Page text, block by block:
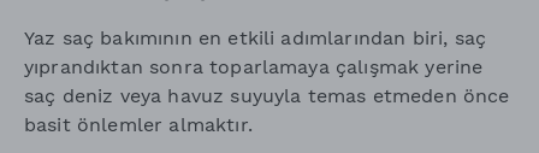
Yaz saç bakımının en etkili adımlarından biri, saç
yıprandıktan sonra toparlamaya çalışmak yerine
saç deniz veya havuz suyuyla temas etmeden önce
basit önlemler almaktır.